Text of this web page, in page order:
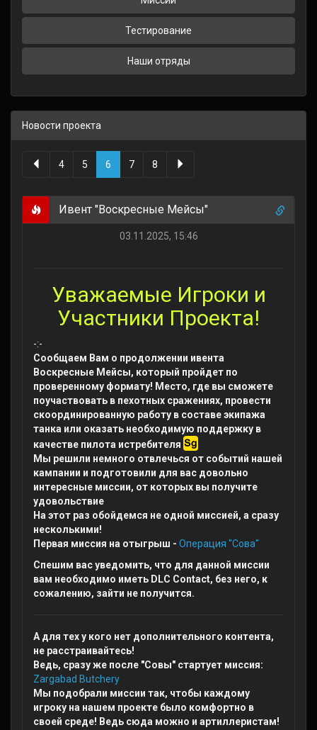
Тестирование
Наши отряды
Новости проекта
4 5 6 7 8
Ивент "Воскресные Мейсы"
03.11.2025, 15:46
Уважаемые Игроки и
Участники Проекта!
-:-
Сообщаем Вам о продолжении ивента
Воскресные Мейсы, который пройдет по
проверенному формату! Место, где вы сможете
поучаствовать в пехотных сражениях, провести
скоординированную работу в составе экипажа
танка или оказать необходимую поддержку в
качестве пилота истребителя
Мы решили немного отвлечься от событий нашей
кампании и подготовили для вас довольно
интересные миссии, от которых вы получите
удовольствие
На этот раз обойдемся не одной миссией, а сразу
несколькими!
Первая миссия на отыгрыш - Операция "Сова"
Спешим вас уведомить, что для данной миссии
вам необходимо иметь DLC Contact, без него, к
сожалению, зайти не получится.
А для тех у кого нет дополнительного контента,
не расстраивайтесь!
Ведь, сразу же после "Совы" стартует миссия:
Zargabad Butchery
Мы подобрали миссии так, чтобы каждому
игроку на нашем проекте было комфортно в
своей среде! Ведь сюда можно и артиллеристам!